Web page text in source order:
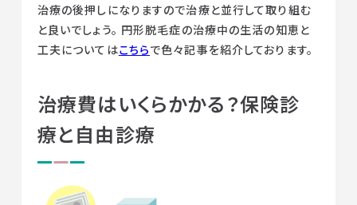
治療の後押しになりますので治療と並行して取り組む
と良いでしょう。 円形脱毛症の治療中の生活の知恵と
工夫についてはこちらで色々記事を紹介しております。
治療費はいくらかかる？保険診
療と自由診療